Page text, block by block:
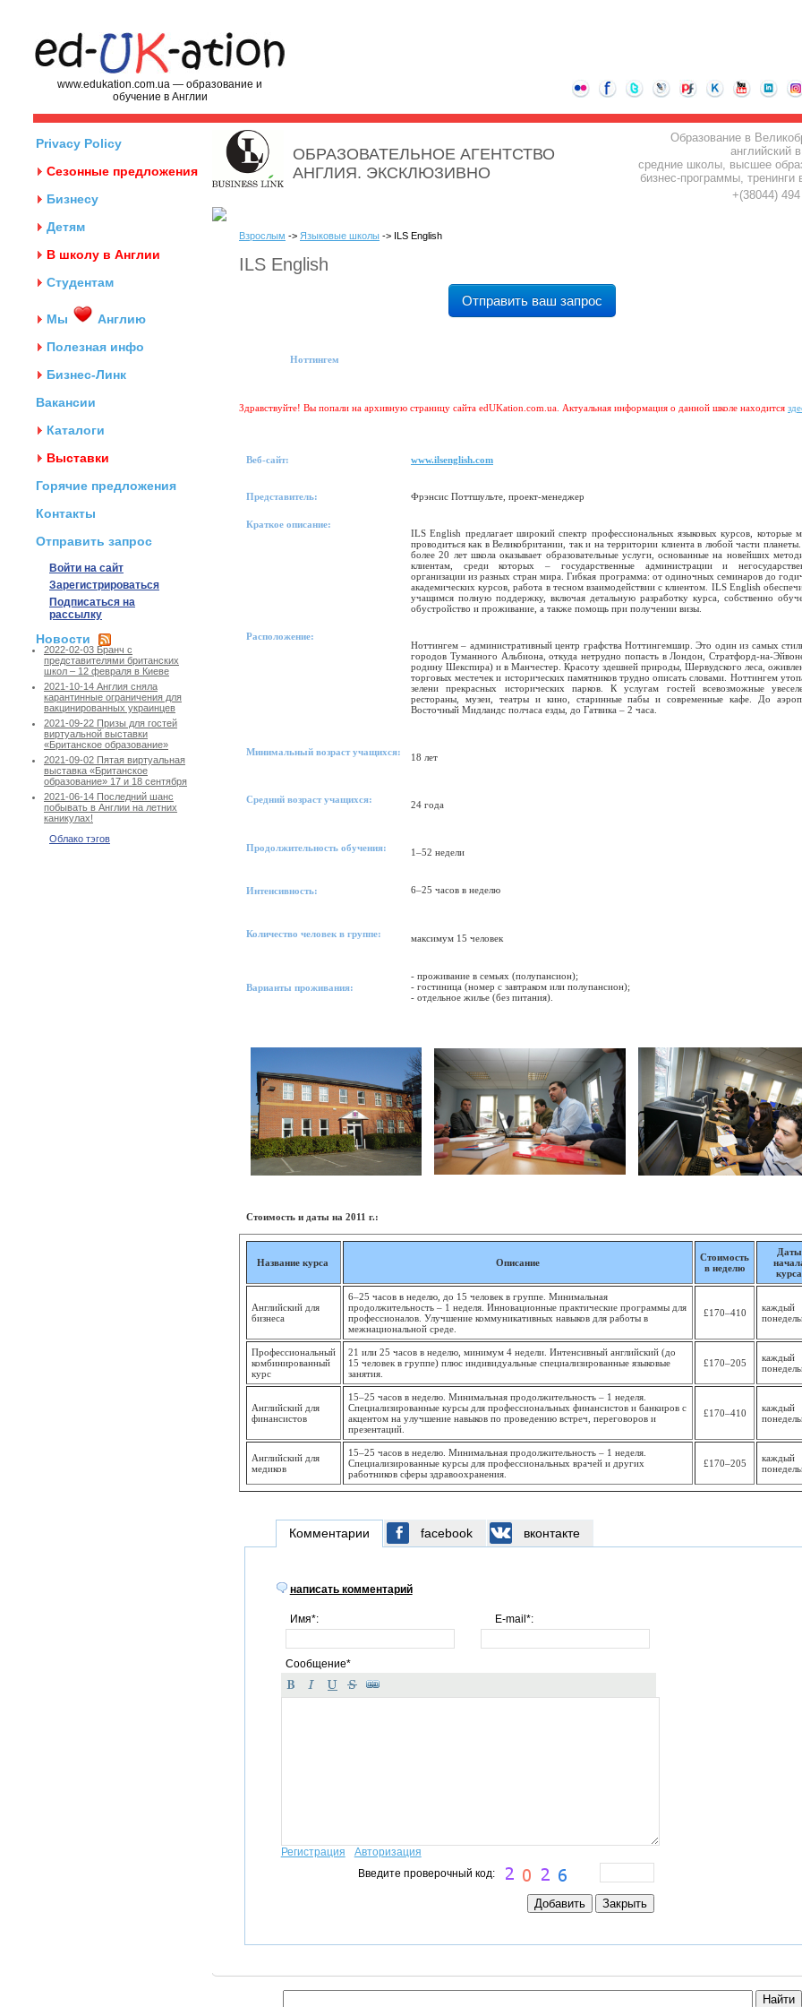
www.edukation.com.ua — образование и
обучение в Англии
Privacy Policy
Сезонные предложения
Бизнесу
Детям
В школу в Англии
Студентам
Мы
Англию
Полезная инфо
Бизнес-Линк
Вакансии
Каталоги
Выставки
Горячие предложения
Контакты
Отправить запрос
Войти на сайт
Зарегистрироваться
Подписаться на
рассылку
Новости
2022-02-03 Бранч с
представителями британских
школ – 12 февраля в Киеве
2021-10-14 Англия сняла
карантинные ограничения для
вакцинированных украинцев
2021-09-22 Призы для гостей
виртуальной выставки
«Британское образование»
2021-09-02 Пятая виртуальная
выставка «Британское
образование» 17 и 18 сентября
2021-06-14 Последний шанс
побывать в Англии на летних
каникулах!
Облако тэгов
ОБРАЗОВАТЕЛЬНОЕ АГЕНТСТВО
АНГЛИЯ. ЭКСКЛЮЗИВНО
Образование в
английский
средние школы, высшее
бизнес-программы, тренинги
+(38044)
Взрослым -> Языковые школы -> ILS English
ILS English
Отправить ваш запрос
Ноттингем
Здравствуйте! Вы попали на архивную страницу сайта edUKation.com.ua. Актуальная информация о данной школе находится
Веб-сайт: www.ilsenglish.com
Представитель: Фрэнсис Поттшульте, проект-менеджер
Краткое описание:
ILS English предлагает широкий спектр профессиональных языковых курсов, которые
проводиться как в Великобритании, так и на территории клиента в любой части
более 20 лет школа оказывает образовательные услуги, основанные на новейших
клиентам, среди которых – государственные администрации и
организации из разных стран мира. Гибкая программа: от одиночных семинаров до
академических курсов, работа в тесном взаимодействии с клиентом. ILS English
учащимся полную поддержку, включая детальную разработку курса, собственно
обустройство и проживание, а также помощь при получении визы.
Расположение:
Ноттингем – административный центр графства Ноттингемшир. Это один из самых
городов Туманного Альбиона, откуда нетрудно попасть в Лондон, Стратфорд-на-
родину Шекспира) и в Манчестер. Красоту здешней природы, Шервудского леса,
торговых местечек и исторических памятников трудно описать словами. Ноттингем
зелени прекрасных исторических парков. К услугам гостей всевозможные
рестораны, музеи, театры и кино, старинные пабы и современные кафе. До
Восточный Мидландс полчаса езды, до Гатвика – 2 часа.
Минимальный возраст учащихся: 18 лет
Средний возраст учащихся: 24 года
Продолжительность обучения: 1–52 недели
Интенсивность: 6–25 часов в неделю
Количество человек в группе: максимум 15 человек
Варианты проживания:
- проживание в семьях (полупансион);
- гостиница (номер с завтраком или полупансион);
- отдельное жилье (без питания).
Стоимость и даты на 2011 г.:
Название курса Описание
Стоимость
в неделю
Даты
курса
Английский для
бизнеса
6–25 часов в неделю, до 15 человек в группе. Минимальная
продолжительность – 1 неделя. Инновационные практические программы для
профессионалов. Улучшение коммуникативных навыков для работы в
межнациональной среде.
£170–410
каждый
Профессиональный
комбинированный
курс
21 или 25 часов в неделю, минимум 4 недели. Интенсивный английский (до
15 человек в группе) плюс индивидуальные специализированные языковые
занятия.
£170–205
каждый
Английский для
финансистов
15–25 часов в неделю. Минимальная продолжительность – 1 неделя.
Специализированные курсы для профессиональных финансистов и банкиров с
акцентом на улучшение навыков по проведению встреч, переговоров и
презентаций.
£170–410
каждый
Английский для
медиков
15–25 часов в неделю. Минимальная продолжительность – 1 неделя.
Специализированные курсы для профессиональных врачей и других
работников сферы здравоохранения.
£170–205
каждый
Комментарии
написать комментарий
Имя*: E-mail*:
Сообщение*
Регистрация
Авторизация
Введите проверочный код:
facebook вконтакте